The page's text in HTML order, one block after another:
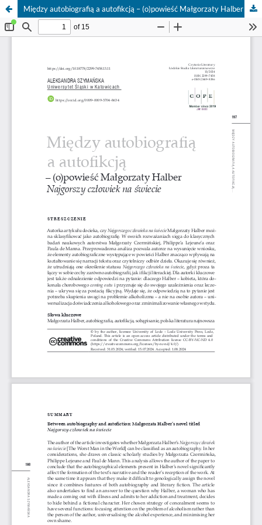
Między autobiografią a autofikcją – (o)powieść Małgorzaty Halber Najgorszy człowiek na świecie